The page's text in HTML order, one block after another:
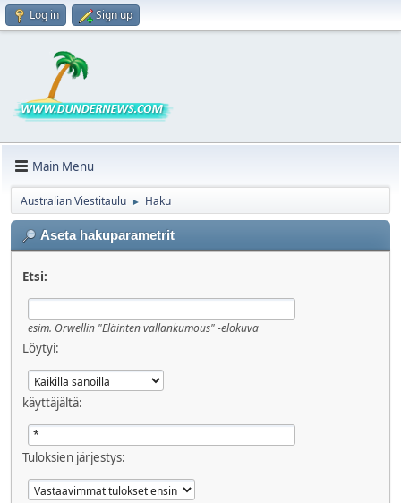
Log in Sign up
Main Menu
Australian Viestitaulu ► Haku
Aseta hakuparametrit
Etsi:
esim. Orwellin "Eläinten vallankumous" -elokuva
Löytyi:
käyttäjältä:
Tuloksien järjestys: